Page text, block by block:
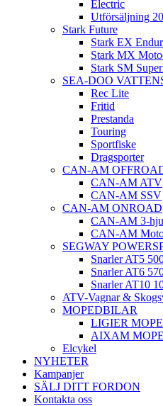
Electric
Utförsäljning
Stark Future
Stark EX
Stark MX
Stark SM
SEA-DOO
Rec Lite
Fritid
Prestanda
Touring
Sportfiske
Dragsporter
CAN-AM
CAN-AM ATV
CAN-AM SSV
CAN-AM ONROAD
CAN-AM 3-
CAN-AM
SEGWAY
Snarler AT5
Snarler AT6
Snarler AT10
ATV-Vagnar &
MOPEDBILAR
LIGIER
AIXAM
Elcykel
NYHETER
Kampanjer
SÄLJ DITT FORDON
Kontakta oss